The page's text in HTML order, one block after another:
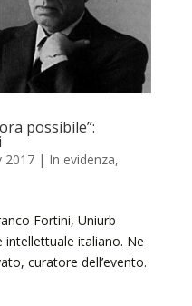
possibile”:
2017| In evidenza,
Fortini, Uniurb
intellettuale italiano. Ne
curatore dell’evento.